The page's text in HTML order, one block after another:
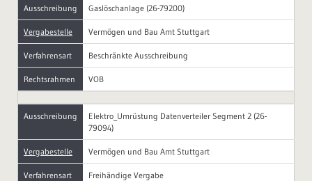
Ausschreibung Gaslöschanlage (26-79200)
Vergabestelle Vermögen und Bau Amt Stuttgart
Verfahrensart Beschränkte Ausschreibung
Rechtsrahmen VOB
Ausschreibung
Elektro_Umrüstung Datenverteiler Segment 2 (26-
79094)
Vergabestelle Vermögen und Bau Amt Stuttgart
Verfahrensart Freihändige Vergabe